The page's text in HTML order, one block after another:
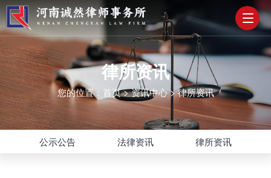
律所资讯
您的位置： 首页>资讯中心>律所资讯
公示公告 法律资讯 律所资讯